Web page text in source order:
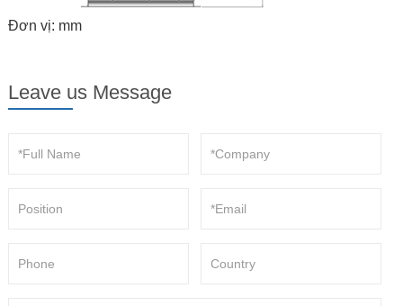
Đơn vị: mm
Leave us Message